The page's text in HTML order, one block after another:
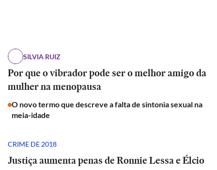
SILVIA RUIZ
Por que o vibrador pode ser o melhor amigo da
mulher na menopausa
O novo termo que descreve a falta de sintonia sexual na
meia-idade
CRIME DE 2018
Justiça aumenta penas de Ronnie Lessa e Élcio